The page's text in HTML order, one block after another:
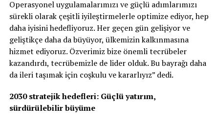
Operasyonel uygulamalarımızı ve güçlü adımlarımızı
sürekli olarak çeşitli iyileştirmelerle optimize ediyor, hep
daha iyisini hedefliyoruz. Her geçen gün gelişiyor ve
geliştikçe daha da büyüyor, ülkemizin kalkınmasına
hizmet ediyoruz. Özverimiz bize önemli tecrübeler
kazandırdı, tecrübemizle de lider olduk. Bu bayrağı daha
da ileri taşımak için coşkulu ve kararlıyız” dedi.
2030 stratejik hedefleri: Güçlü yatırım,
sürdürülebilir büyüme